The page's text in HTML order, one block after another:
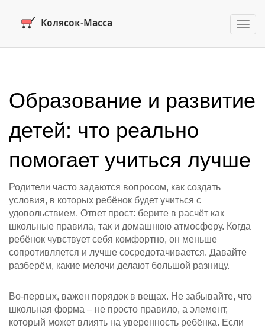
Образование и развитие
детей: что реально
помогает учиться лучше
Родители часто задаются вопросом, как создать
условия, в которых ребёнок будет учиться с
удовольствием. Ответ прост: берите в расчёт как
школьные правила, так и домашнюю атмосферу. Когда
ребёнок чувствует себя комфортно, он меньше
сопротивляется и лучше сосредотачивается. Давайте
разберём, какие мелочи делают большой разницу.
Во-первых, важен порядок в вещах. Не забывайте, что
школьная форма – не просто правило, а элемент,
который может влиять на уверенность ребёнка. Если